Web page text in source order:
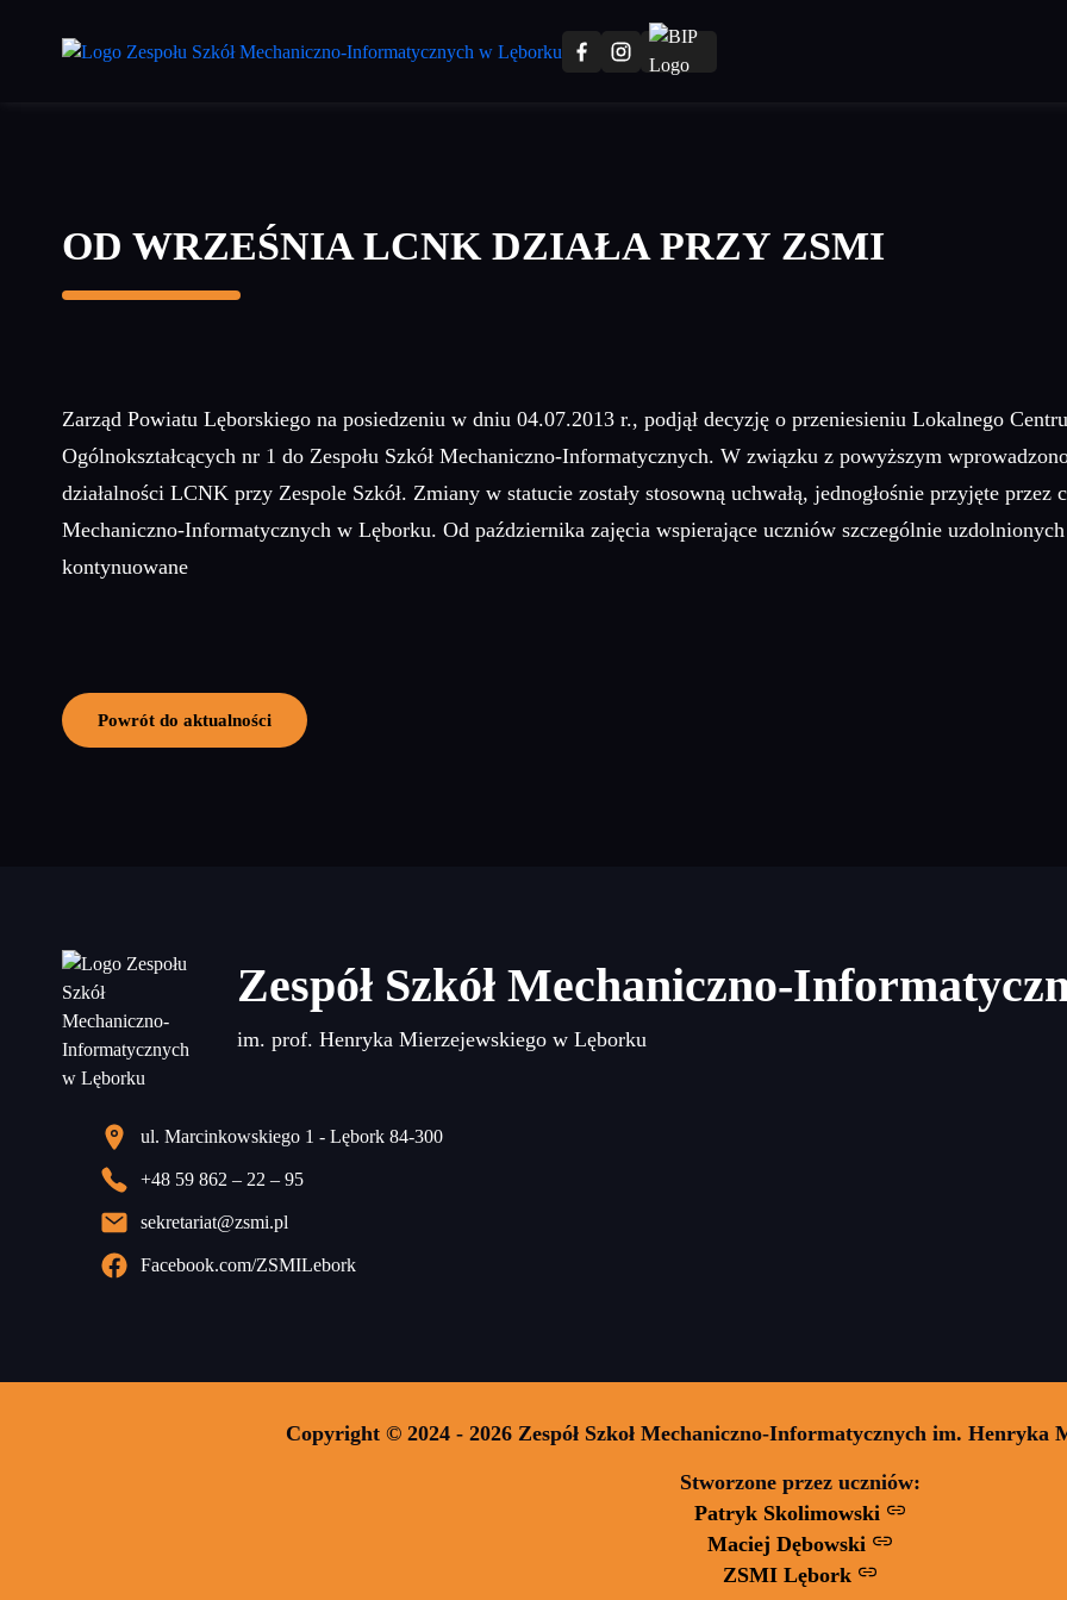
OD WRZEŚNIA LCNK DZIAŁA PRZY ZSMI
Zarząd Powiatu Lęborskiego na posiedzeniu w dniu 04.07.2013 r., podjął decyzję o przeniesieniu Lokalnego
Ogólnokształcących nr 1 do Zespołu Szkół Mechaniczno-Informatycznych. W związku z powyższym
działalności LCNK przy Zespole Szkół. Zmiany w statucie zostały stosowną uchwałą, jednogłośnie przyjęte przez
Mechaniczno-Informatycznych w Lęborku. Od października zajęcia wspierające uczniów szczególnie
kontynuowane
Powrót do aktualności
Zespół Szkół Mechaniczno-
im. prof. Henryka Mierzejewskiego w Lęborku
ul. Marcinkowskiego 1 - Lębork 84-300
+48 59 862 – 22 – 95
sekretariat@zsmi.pl
Facebook.com/ZSMILebork
Copyright © 2024 - 2026 Zespół Szkoł Mechaniczno-Informatycznych im. Henryka
Stworzone przez uczniów:
Patryk Skolimowski
Maciej Dębowski
ZSMI Lębork